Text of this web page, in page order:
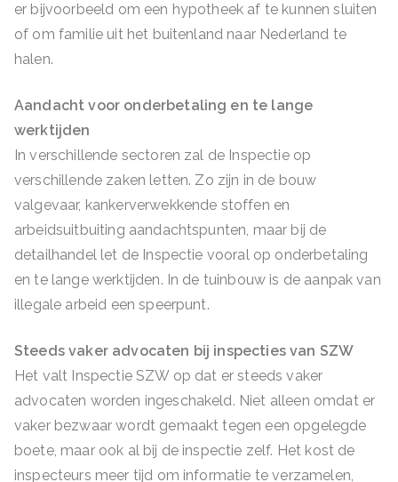
er bijvoorbeeld om een hypotheek af te kunnen sluiten
of om familie uit het buitenland naar Nederland te
halen.
Aandacht voor onderbetaling en te lange
werktijden
In verschillende sectoren zal de Inspectie op
verschillende zaken letten. Zo zijn in de bouw
valgevaar, kankerverwekkende stoffen en
arbeidsuitbuiting aandachtspunten, maar bij de
detailhandel let de Inspectie vooral op onderbetaling
en te lange werktijden. In de tuinbouw is de aanpak van
illegale arbeid een speerpunt.
Steeds vaker advocaten bij inspecties van SZW
Het valt Inspectie SZW op dat er steeds vaker
advocaten worden ingeschakeld. Niet alleen omdat er
vaker bezwaar wordt gemaakt tegen een opgelegde
boete, maar ook al bij de inspectie zelf. Het kost de
inspecteurs meer tijd om informatie te verzamelen,